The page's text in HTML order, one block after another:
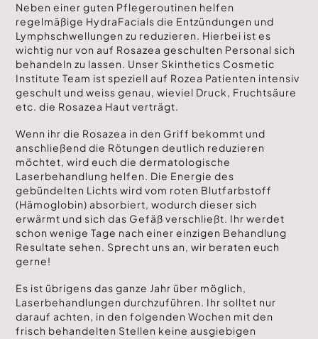
Neben einer guten Pflegeroutinen helfen
regelmäßige HydraFacials die Entzündungen und
Lymphschwellungen zu reduzieren. Hierbei ist es
wichtig nur von auf Rosazea geschulten Personal sich
behandeln zu lassen. Unser Skinthetics Cosmetic
Institute Team ist speziell auf Rozea Patienten intensiv
geschult und weiss genau, wieviel Druck, Fruchtsäure
etc. die Rosazea Haut verträgt.
Wenn ihr die Rosazea in den Griff bekommt und
anschließend die Rötungen deutlich reduzieren
möchtet, wird euch die dermatologische
Laserbehandlung helfen. Die Energie des
gebündelten Lichts wird vom roten Blutfarbstoff
(Hämoglobin) absorbiert, wodurch dieser sich
erwärmt und sich das Gefäß verschließt. Ihr werdet
schon wenige Tage nach einer einzigen Behandlung
Resultate sehen. Sprecht uns an, wir beraten euch
gerne!
Es ist übrigens das ganze Jahr über möglich,
Laserbehandlungen durchzuführen. Ihr solltet nur
darauf achten, in den folgenden Wochen mit den
frisch behandelten Stellen keine ausgiebigen